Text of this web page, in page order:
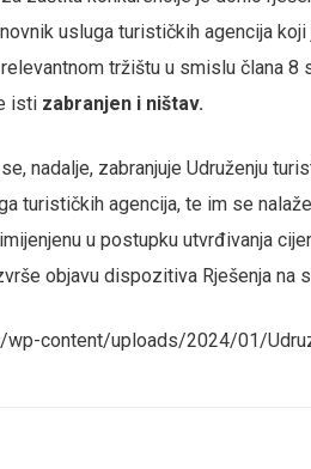
usluga turističkih agencija
tržištu u smislu člana 8
isti zabranjen i ništav.
nadalje, zabranjuje Udruženju
turističkih agencija, te im se
u postupku utvrđivanja
objavu dispozitiva Rješenja na
content/uploads/2024/01/